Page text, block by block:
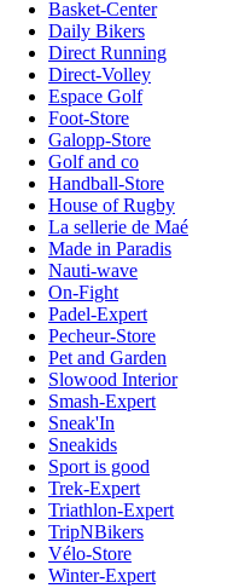
Basket-Center
Daily Bikers
Direct Running
Direct-Volley
Espace Golf
Foot-Store
Galopp-Store
Golf and co
Handball-Store
House of Rugby
La sellerie de Maé
Made in Paradis
Nauti-wave
On-Fight
Padel-Expert
Pecheur-Store
Pet and Garden
Slowood Interior
Smash-Expert
Sneak'In
Sneakids
Sport is good
Trek-Expert
Triathlon-Expert
TripNBikers
Vélo-Store
Winter-Expert